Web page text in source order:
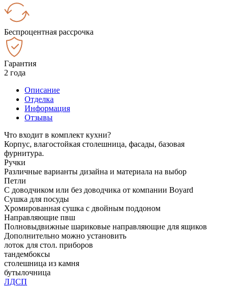
Беспроцентная рассрочка
Гарантия
2 года
Описание
Отделка
Информация
Отзывы
Что входит в комплект кухни?
Корпус, влагостойкая столешница, фасады, базовая
фурнитура.
Ручки
Различные варианты дизайна и материала на выбор
Петли
С доводчиком или без доводчика от компании Boyard
Сушка для посуды
Хромированная сушка с двойным поддоном
Направляющие пвш
Полновыдвижные шариковые направляющие для ящиков
Дополнительно можно установить
лоток для стол. приборов
тандембоксы
столешница из камня
бутылочница
ЛДСП